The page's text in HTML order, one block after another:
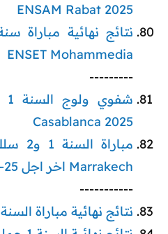
ENSAM Rabat 2025
ENSET Mohammedia
---------​
Casablanca 2025
Marrakech اخر اجل 25-08-2025
-----------​
نتائج نهائية مباراة السنة 1 ب EMI Rabat 2025